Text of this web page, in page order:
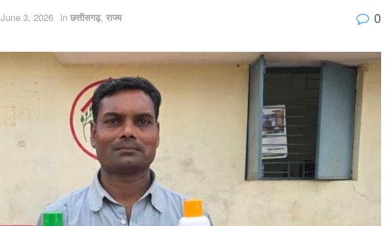
June 3, 2026 in छत्तीसगढ़, राज्य 0